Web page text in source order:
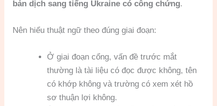
bản dịch sang tiếng Ukraine có công chứng.
Nên hiểu thuật ngữ theo đúng giai đoạn:
Ở giai đoạn cổng, vấn đề trước mắt
thường là tài liệu có đọc được không, tên
có khớp không và trường có xem xét hồ
sơ thuận lợi không.